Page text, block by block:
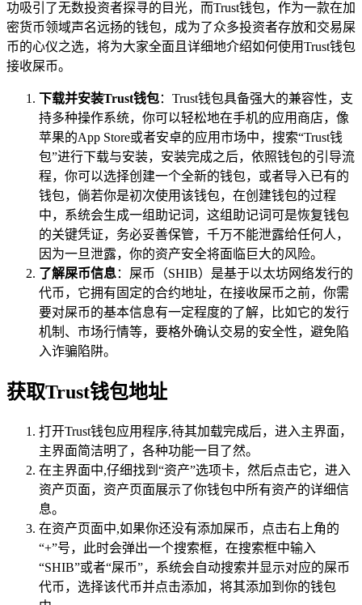
功吸引了无数投资者探寻的目光，而Trust钱包，作为一款在加
密货币领域声名远扬的钱包，成为了众多投资者存放和交易屎
币的心仪之选，将为大家全面且详细地介绍如何使用Trust钱包
接收屎币。
下载并安装Trust钱包：Trust钱包具备强大的兼容性，支
持多种操作系统，你可以轻松地在手机的应用商店，像
苹果的App Store或者安卓的应用市场中，搜索“Trust钱
包”进行下载与安装，安装完成之后，依照钱包的引导流
程，你可以选择创建一个全新的钱包，或者导入已有的
钱包，倘若你是初次使用该钱包，在创建钱包的过程
中，系统会生成一组助记词，这组助记词可是恢复钱包
的关键凭证，务必妥善保管，千万不能泄露给任何人，
因为一旦泄露，你的资产安全将面临巨大的风险。
了解屎币信息：屎币（SHIB）是基于以太坊网络发行的
代币，它拥有固定的合约地址，在接收屎币之前，你需
要对屎币的基本信息有一定程度的了解，比如它的发行
机制、市场行情等，要格外确认交易的安全性，避免陷
入诈骗陷阱。
获取Trust钱包地址
打开Trust钱包应用程序,待其加载完成后，进入主界面，
主界面简洁明了，各种功能一目了然。
在主界面中,仔细找到“资产”选项卡，然后点击它，进入
资产页面，资产页面展示了你钱包中所有资产的详细信
息。
在资产页面中,如果你还没有添加屎币，点击右上角的
“+”号，此时会弹出一个搜索框，在搜索框中输入
“SHIB”或者“屎币”，系统会自动搜索并显示对应的屎币
代币，选择该代币并点击添加，将其添加到你的钱包